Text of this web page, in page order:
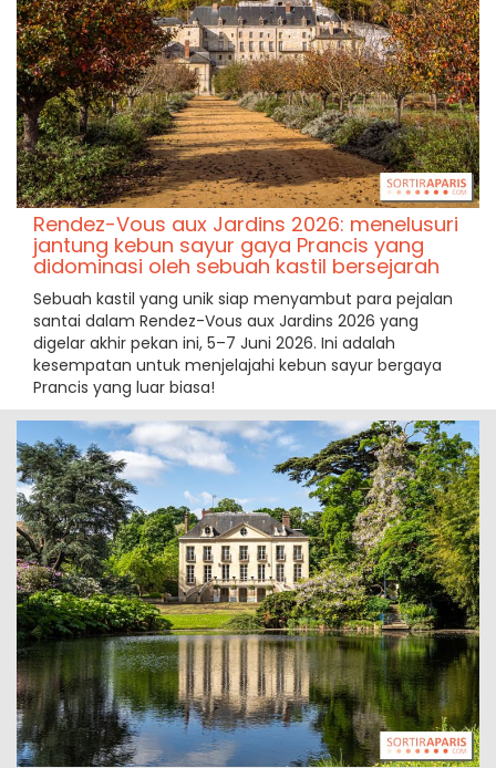
Rendez-Vous aux Jardins 2026: menelusuri
jantung kebun sayur gaya Prancis yang
didominasi oleh sebuah kastil bersejarah
Sebuah kastil yang unik siap menyambut para pejalan
santai dalam Rendez-Vous aux Jardins 2026 yang
digelar akhir pekan ini, 5–7 Juni 2026. Ini adalah
kesempatan untuk menjelajahi kebun sayur bergaya
Prancis yang luar biasa!